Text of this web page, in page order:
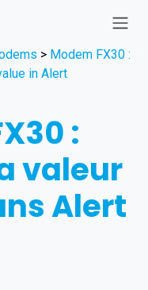
> Modem FX30 :
in Alert
:
valeur
Alert